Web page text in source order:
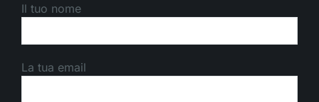
Il tuo nome
La tua email